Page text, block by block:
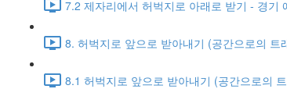
7.2 제자리에서 허벅지로 아래로 받기 - 경기
8. 허벅지로 앞으로 받아내기 (공간으로의 트
8.1 허벅지로 앞으로 받아내기 (공간으로의